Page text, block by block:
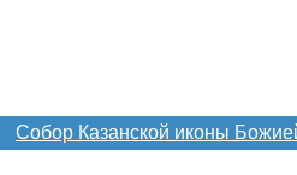
Собор Казанской иконы